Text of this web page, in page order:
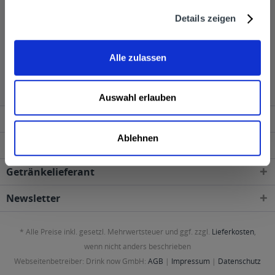
Details zeigen
Alle zulassen
Auswahl erlauben
Ablehnen
Obstbrand wird in den folgenden Regionen, Städten,
Service Hotline
Getränkelieferant
Newsletter
* Alle Preise inkl. gesetzl. Mehrwertsteuer und ggf. zzgl. Lieferkosten,
wenn nicht anders beschrieben
Webseitenbetreiber: Drink now GmbH: AGB | Impressum | Datenschutz